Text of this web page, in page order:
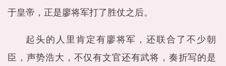
于皇帝，正是廖将军打了胜仗之后。
起头的人里肯定有廖将军，还联合了不少朝
臣，声势浩大，不仅有文官还有武将，奏折写的是